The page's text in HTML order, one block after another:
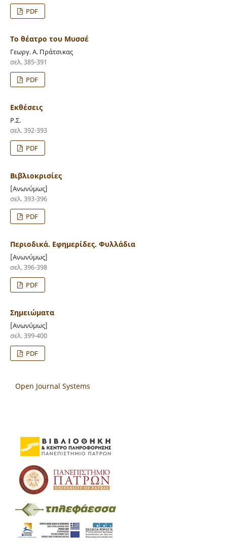
PDF
Το θέατρο του Μυσσέ
Γεωργ. Α. Πράτσικας
σελ. 385-391
PDF
Εκθέσεις
Ρ.Σ.
σελ. 392-393
PDF
Βιβλιοκρισίες
[Ανωνύμως]
σελ. 393-396
PDF
Περιοδικά. Εφημερίδες. Φυλλάδια
[Ανωνύμως]
σελ. 396-398
PDF
Σημειώματα
[Ανωνύμως]
σελ. 399-400
PDF
Open Journal Systems